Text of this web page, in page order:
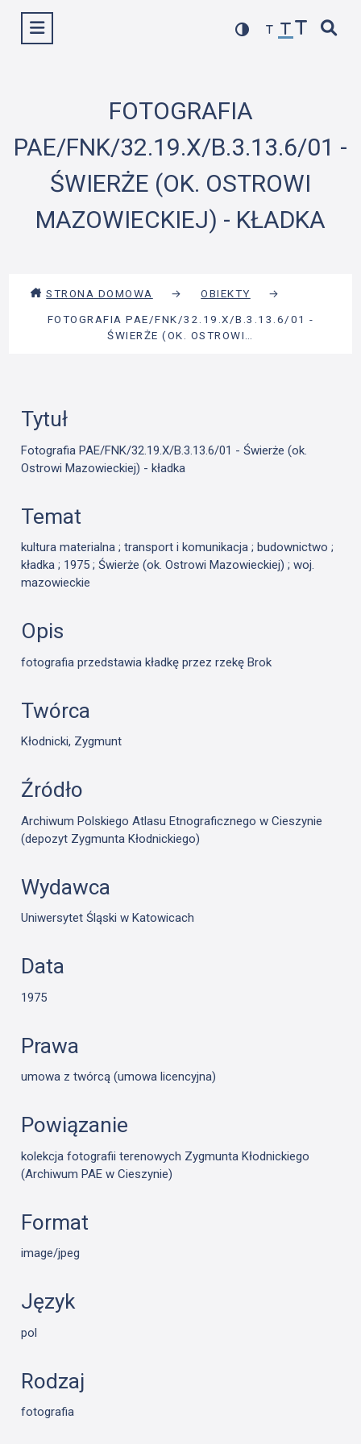
Wyświetl menu
FOTOGRAFIA
PAE/FNK/32.19.X/B.3.13.6/01 -
ŚWIERŻE (OK. OSTROWI
MAZOWIECKIEJ) - KŁADKA
STRONA DOMOWA → OBIEKTY
→
FOTOGRAFIA PAE/FNK/32.19.X/B.3.13.6/01 -
ŚWIERŻE (OK. OSTROWI…
Tytuł
Fotografia PAE/FNK/32.19.X/B.3.13.6/01 - Świerże (ok.
Ostrowi Mazowieckiej) - kładka
Temat
kultura materialna ; transport i komunikacja ; budownictwo ;
kładka ; 1975 ; Świerże (ok. Ostrowi Mazowieckiej) ; woj.
mazowieckie
Opis
fotografia przedstawia kładkę przez rzekę Brok
Twórca
Kłodnicki, Zygmunt
Źródło
Archiwum Polskiego Atlasu Etnograficznego w Cieszynie
(depozyt Zygmunta Kłodnickiego)
Wydawca
Uniwersytet Śląski w Katowicach
Data
1975
Prawa
umowa z twórcą (umowa licencyjna)
Powiązanie
kolekcja fotografii terenowych Zygmunta Kłodnickiego
(Archiwum PAE w Cieszynie)
Format
image/jpeg
Język
pol
Rodzaj
fotografia